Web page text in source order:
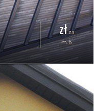
zł za
m.b.